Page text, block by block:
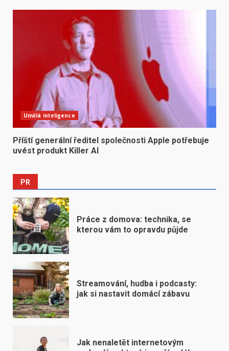
Umělá inteligence
Příští generální ředitel společnosti Apple potřebuje
uvést produkt Killer AI
PR
Práce z domova: technika, se
kterou vám to opravdu půjde
Streamování, hudba i podcasty:
jak si nastavit domácí zábavu
Jak nenaletět internetovým